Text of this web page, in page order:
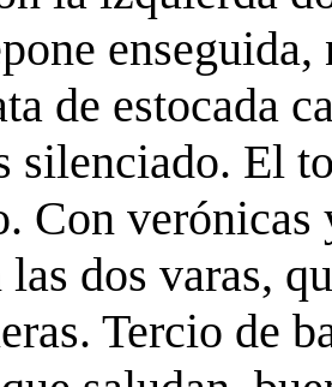
de estocada
silenciado. El
Con
dos varas,
Tercio de